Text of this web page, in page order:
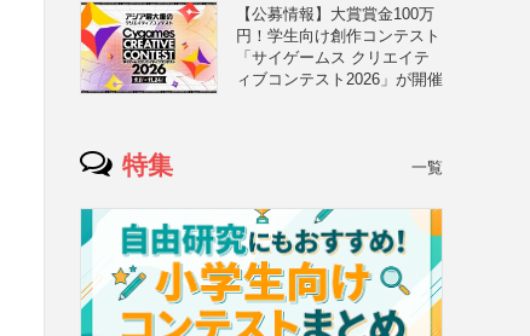
【公募情報】大賞賞金100万
円！学生向け創作コンテスト
「サイゲームス クリエイテ
ィブコンテスト2026」が開催
特集 一覧